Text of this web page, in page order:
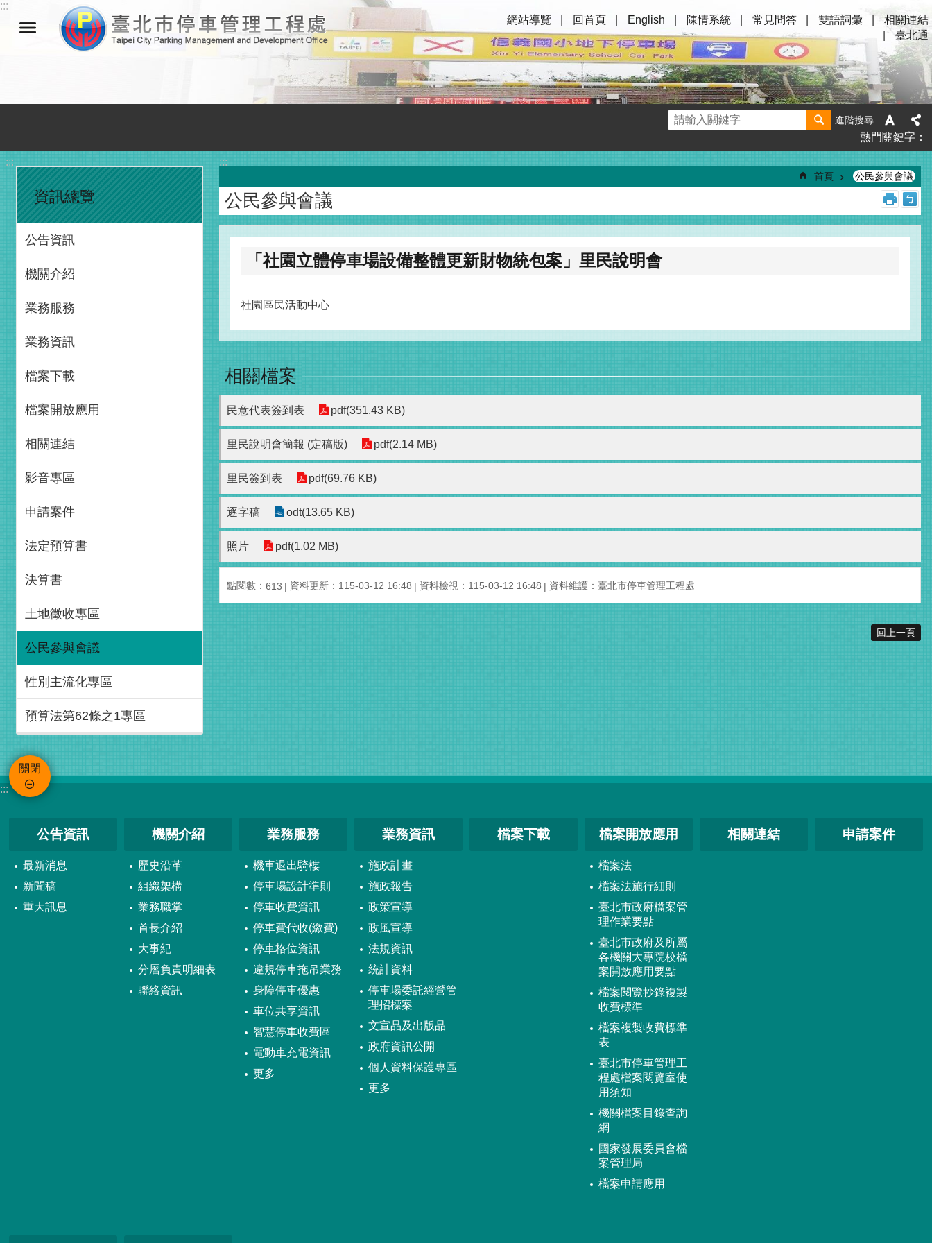
跳到主要內容區塊
:::
網站導覽
回首頁 English 陳情系統 常見問答 雙語詞彙
相關連結
臺北通
進階搜尋
熱門關鍵字
:::
資訊總覽
公告資訊
機關介紹
業務服務
業務資訊
檔案下載
檔案開放應用
相關連結
影音專區
申請案件
法定預算書
決算書
土地徵收專區
公民參與會議
性別主流化專區
預算法第62條之1專區
:::
首頁 公民參與會議
公民參與會議
「社園立體停車場設備整體更新財物統包案」里民說明會
社園區民活動中心
相關檔案
民意代表簽到表 pdf(351.43 KB)
里民說明會簡報 (定稿版) pdf(2.14 MB)
里民簽到表 pdf(69.76 KB)
逐字稿 odt(13.65 KB)
照片 pdf(1.02 MB)
點閱數： 613 資料更新：115-03-12 16:48 資料檢視：115-03-12 16:48 資料維護：臺北市停車管理工程處
回上一頁
關閉
:::
公告資訊
最新消息
新聞稿
重大訊息
機關介紹
歷史沿革
組織架構
業務職掌
首長介紹
大事紀
分層負責明細表
聯絡資訊
業務服務
機車退出騎樓
停車場設計準則
停車收費資訊
停車費代收(繳費)
停車格位資訊
違規停車拖吊業務
身障停車優惠
車位共享資訊
智慧停車收費區
電動車充電資訊
更多
業務資訊
施政計畫
施政報告
政策宣導
政風宣導
法規資訊
統計資料
停車場委託經營管
理招標案
文宣品及出版品
政府資訊公開
個人資料保護專區
更多
檔案下載 檔案開放應用
檔案法
檔案法施行細則
臺北市政府檔案管
理作業要點
臺北市政府及所屬
各機關大專院校檔
案開放應用要點
檔案閱覽抄錄複製
收費標準
檔案複製收費標準
表
臺北市停車管理工
程處檔案閱覽室使
用須知
機關檔案目錄查詢
網
國家發展委員會檔
案管理局
檔案申請應用
相關連結 申請案件